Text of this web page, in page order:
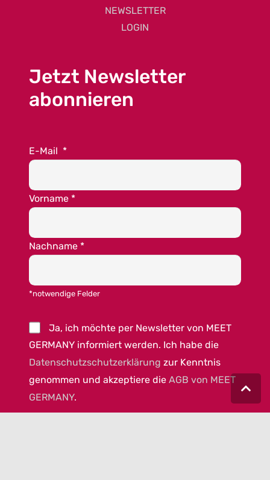
NEWSLETTER
LOGIN
Jetzt Newsletter
abonnieren
E-Mail *
Vorname *
Nachname *
*notwendige Felder
Ja, ich möchte per Newsletter von MEET
GERMANY informiert werden. Ich habe die
Datenschutzschutzerklärung zur Kenntnis
genommen und akzeptiere die AGB von MEET
GERMANY.